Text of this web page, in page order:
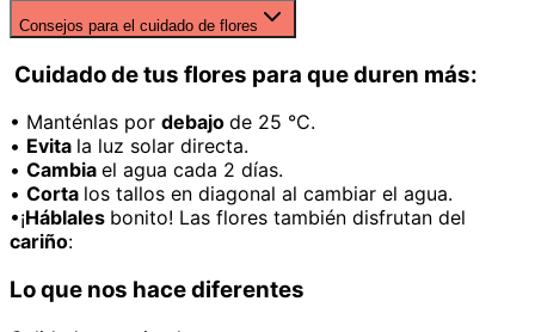
Consejos para el cuidado de flores
Cuidado de tus flores para que duren más:
• Manténlas por debajo de 25 °C.
• Evita la luz solar directa.
• Cambia el agua cada 2 días.
• Corta los tallos en diagonal al cambiar el agua.
•¡Háblales bonito! Las flores también disfrutan del
cariño:
Lo que nos hace diferentes